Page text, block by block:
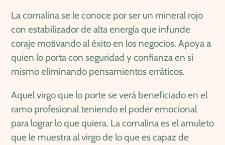
La cornalina se le conoce por ser un mineral rojo
con estabilizador de alta energía que infunde
coraje motivando al éxito en los negocios. Apoya a
quien lo porta con seguridad y confianza en sí
mismo eliminando pensamientos erráticos.
Aquel virgo que lo porte se verá beneficiado en el
ramo profesional teniendo el poder emocional
para lograr lo que quiera. La cornalina es el amuleto
que le muestra al virgo de lo que es capaz de